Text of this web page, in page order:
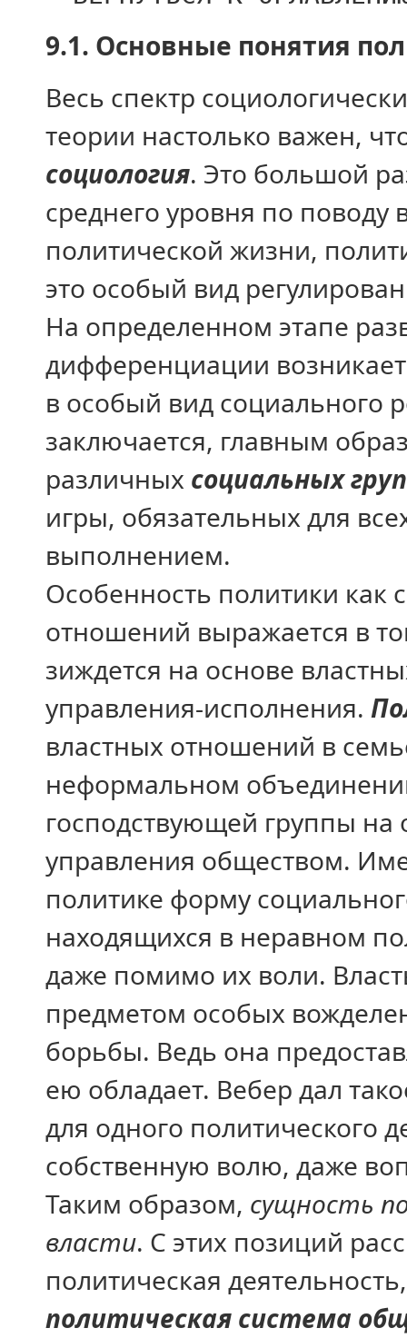
9.1. Основные понятия
Весь спектр
теории настолько важен,
социология. Это большой
среднего уровня по поводу
политической жизни,
это особый вид
На определенном этапе
дифференциации
в особый вид социального
заключается, главным
различных социальных
игры, обязательных для
выполнением.
Особенность политики как
отношений выражается в
зиждется на основе
управления-исполнения.
властных отношений в
неформальном
господствующей группы на
управления обществом.
политике форму
находящихся в неравном
даже помимо их воли.
предметом особых
борьбы. Ведь она
ею обладает. Вебер дал
для одного политического
собственную волю, даже
Таким образом, сущность
власти. С этих позиций
политическая
политическая система